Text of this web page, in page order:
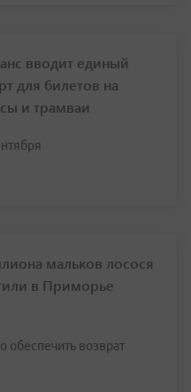
вводит единый
для билетов на
и трамваи
мальков лосося
в Приморье
обеспечить возврат